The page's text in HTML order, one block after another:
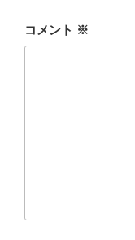
コメント ※